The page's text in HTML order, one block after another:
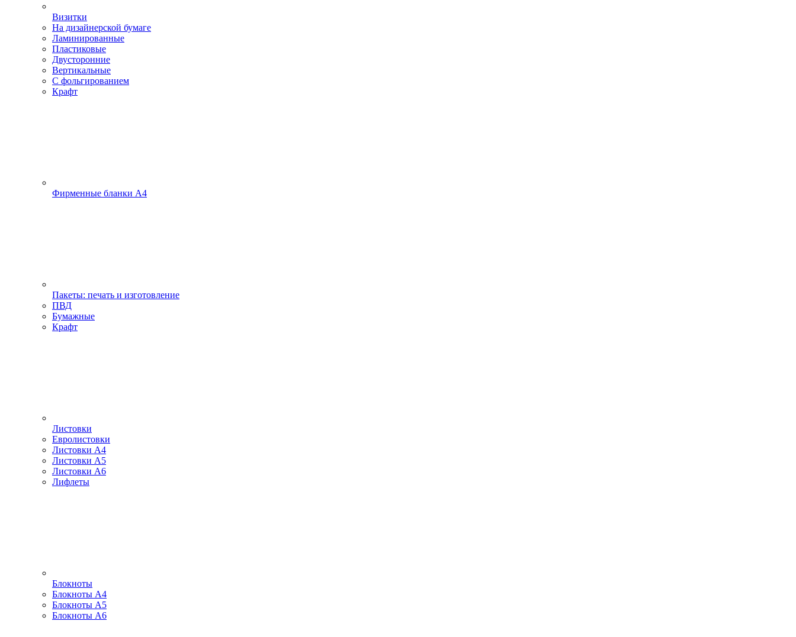
Визитки
На дизайнерской бумаге
Ламинированные
Пластиковые
Двусторонние
Вертикальные
С фольгированием
Крафт
Фирменные бланки А4
Пакеты: печать и изготовление
ПВД
Бумажные
Крафт
Листовки
Евролистовки
Листовки А4
Листовки А5
Листовки А6
Лифлеты
Блокноты
Блокноты А4
Блокноты А5
Блокноты А6